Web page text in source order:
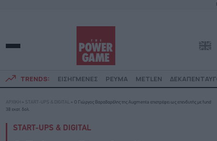
TRENDS: ΕΙΣΗΓΜΕΝΕΣ ΡΕΥΜΑ METLEN
ΑΡΧΙΚΗ » START-UPS & DIGITAL » O Γιώργος Βαραβαρέλης της Augmenta επιστρέφει ως επενδυτής με fund
38 εκατ. δολ.
START-UPS & DIGITAL